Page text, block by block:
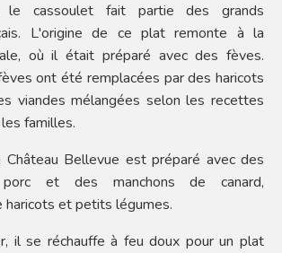
le cassoulet fait partie des grands
L'origine de ce plat remonte à la
où il était préparé avec des fèves.
ont été remplacées par des haricots
viandes mélangées selon les recettes
familles.
Bellevue est préparé avec des
et des manchons de canard,
haricots et petits légumes.
il se réchauffe à feu doux pour un plat